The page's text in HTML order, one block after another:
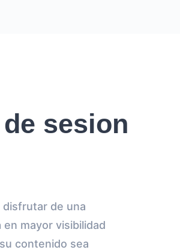
sesion
disfrutar de una
mayor visibilidad
contenido sea